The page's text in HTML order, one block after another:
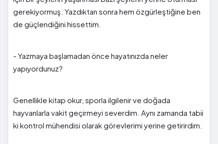
gerekiyormuş. Yazdıktan sonra hem özgürleştiğine ben
de güçlendiğini hissettim.
- Yazmaya başlamadan önce hayatınızda neler
yapıyordunuz?
Genellikle kitap okur, sporla ilgilenir ve doğada
hayvanlarla vakit geçirmeyi severdim. Aynı zamanda tabii
ki kontrol mühendisi olarak görevlerimi yerine getirirdim.